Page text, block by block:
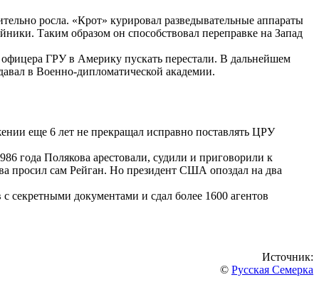
росла. «Крот» курировал разведывательные аппараты
Таким образом он способствовал переправке на Запад
ГРУ в Америку пускать перестали. В дальнейшем
в Военно-дипломатической академии.
еще 6 лет не прекращал исправно поставлять ЦРУ
года Полякова арестовали, судили и приговорили к
просил сам Рейган. Но президент США опоздал на два
секретными документами и сдал более 1600 агентов
Источник:
© Русская Семерка